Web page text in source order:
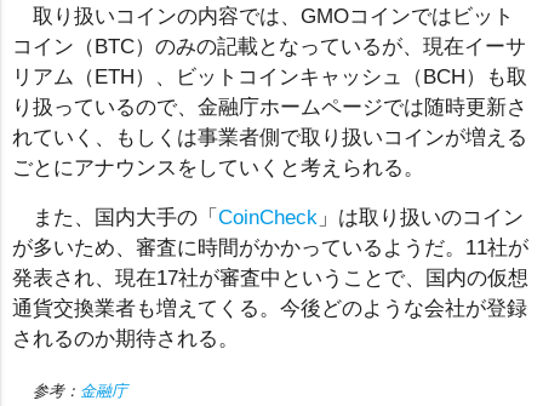
取り扱いコインの内容では、GMOコインではビット
コイン（BTC）のみの記載となっているが、現在イーサ
リアム（ETH）、ビットコインキャッシュ（BCH）も取
り扱っているので、金融庁ホームページでは随時更新さ
れていく、もしくは事業者側で取り扱いコインが増える
ごとにアナウンスをしていくと考えられる。
また、国内大手の「 CoinCheck」は取り扱いのコイン
が多いため、審査に時間がかかっているようだ。11社が
発表され、現在17社が審査中ということで、国内の仮想
通貨交換業者も増えてくる。今後どのような会社が登録
されるのか期待される。
参考： 金融庁